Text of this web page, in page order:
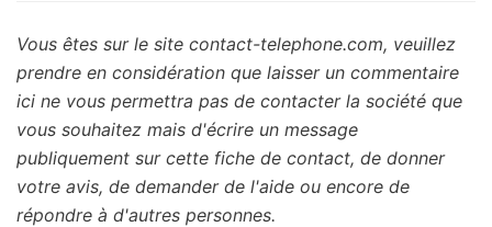
Vous êtes sur le site contact-telephone.com, veuillez
prendre en considération que laisser un commentaire
ici ne vous permettra pas de contacter la société que
vous souhaitez mais d'écrire un message
publiquement sur cette fiche de contact, de donner
votre avis, de demander de l'aide ou encore de
répondre à d'autres personnes.